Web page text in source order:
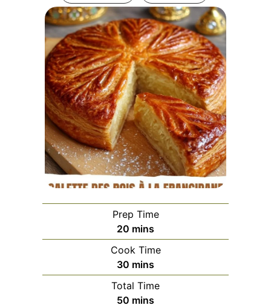
Prep Time
20 minutes
mins
Cook Time
30 minutes
mins
Total Time
50 minutes
mins